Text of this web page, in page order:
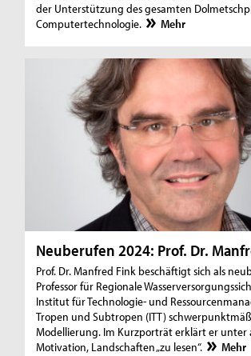
der Unterstützung des gesamten
Computertechnologie.
Mehr
Neuberufen 2024: Prof. Dr.
Prof. Dr. Manfred Fink beschäftigt sich als
Professor für Regionale
Institut für Technologie- und
Tropen und Subtropen (ITT)
Modellierung. Im Kurzporträt erklärt er unter
Motivation, Landschaften „zu lesen“.
Mehr